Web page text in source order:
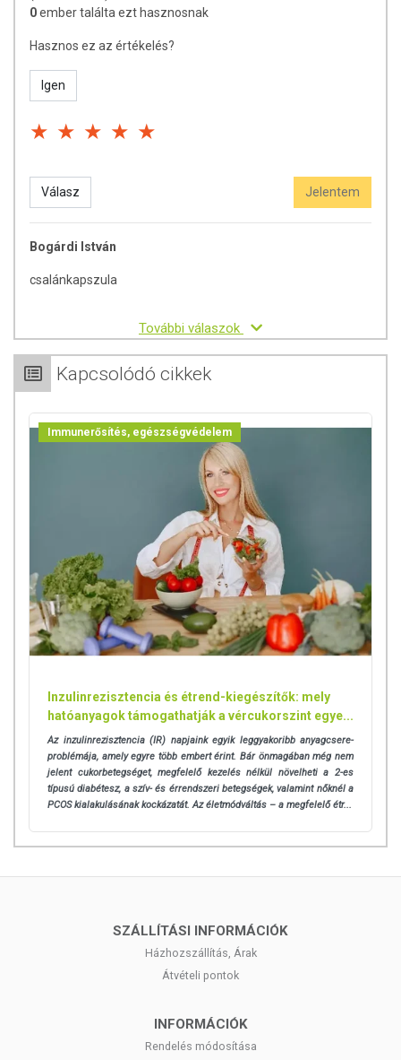
használatát konzultálja kezelőorvosával. Az ajánlott napi fogyasztási
bármelyikére érzékeny vagy allergiás! Kisgyermekektől elzárva
tartandó!
0ember találta ezt hasznosnak
Hasznos ez az értékelés?
Igen
Válasz Jelentem
Bogárdi István
csalánkapszula
További válaszok
Kapcsolódó cikkek
Immunerősítés, egészségvédelem
Inzulinrezisztencia és étrend-kiegészítők: mely
hatóanyagok támogathatják a vércukorszint egye...
Az inzulinrezisztencia (IR) napjaink egyik leggyakoribb anyagcsere-
problémája, amely egyre több embert érint. Bár önmagában még nem
jelent cukorbetegséget, megfelelő kezelés nélkül növelheti a 2-es
típusú diabétesz, a szív- és érrendszeri betegségek, valamint nőknél a
PCOS kialakulásának kockázatát. Az életmódváltás – a megfelelő étr...
SZÁLLÍTÁSI INFORMÁCIÓK
Házhozszállítás, Árak
Átvételi pontok
INFORMÁCIÓK
Rendelés módosítása